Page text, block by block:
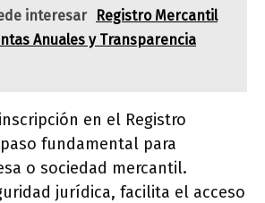
interesar
Registro Mercantil
Anuales y Transparencia
en el Registro
fundamental para
o sociedad mercantil.
jurídica, facilita el acceso